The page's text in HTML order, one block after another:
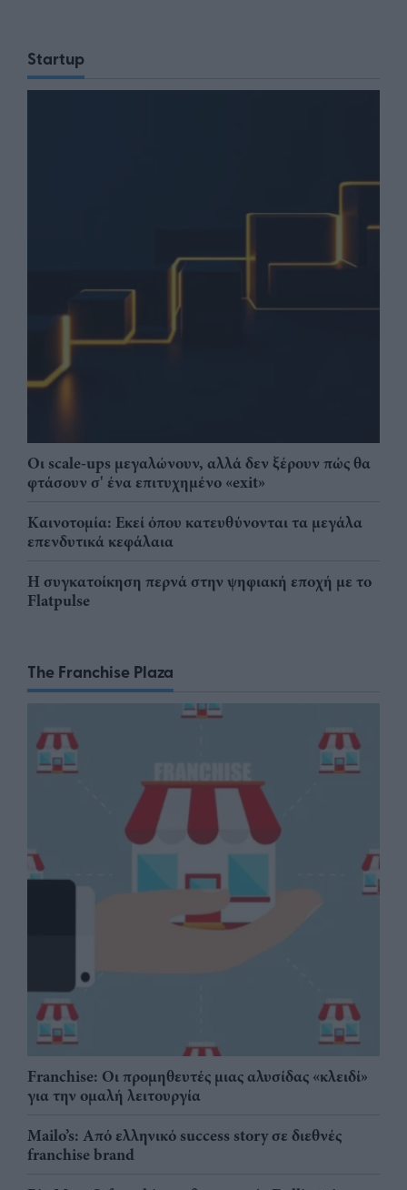
Startup
Οι scale-ups μεγαλώνουν, αλλά δεν ξέρουν πώς θα
φτάσουν σ' ένα επιτυχημένο «exit»
Καινοτομία: Εκεί όπου κατευθύνονται τα μεγάλα
επενδυτικά κεφάλαια
Η συγκατοίκηση περνά στην ψηφιακή εποχή με το
Flatpulse
The Franchise Plaza
Franchise: Οι προμηθευτές μιας αλυσίδας «κλειδί»
για την ομαλή λειτουργία
Mailo’s: Από ελληνικό success story σε διεθνές
franchise brand